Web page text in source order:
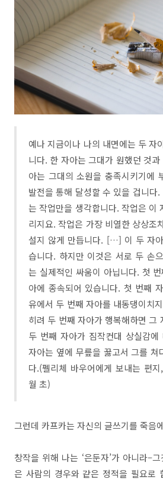
예나 지금이나 나의 내면에는 두 자
니다. 한 자아는 그대가 원했던 것
아는 그대의 소원을 충족시키기에
발전을 통해 달성할 수 있을 겁니
는 작업만을 생각합니다. 작업은 이
리지요. 작업은 가장 비열한 상상조
설지 않게 만듭니다. […] 이 두 자
습니다. 하지만 이것은 서로 두 손
는 실제적인 싸움이 아닙니다. 첫
아에 종속되어 있습니다. 첫 번째
유에서 두 번째 자아를 내동댕이치
히려 두 번째 자아가 행복해하면 그
두 번째 자아가 짐작컨대 상실감
자아는 옆에 무릎을 꿇고서 그를 쳐
다.(펠리체 바우어에게 보내는 편
월 초)
그런데 카프카는 자신의 글쓰기를 죽음
창작을 위해 나는 ‘은둔자’가 아니라–
은 사람의 경우와 같은 정적을 필요로